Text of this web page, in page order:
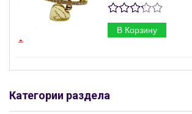
В Корзину
Категории раздела